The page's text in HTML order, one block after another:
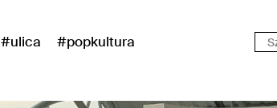
#ulica
#popkultura